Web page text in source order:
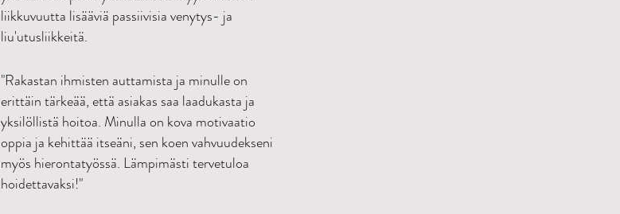
liikkuvuutta lisääviä passiivisia venytys- ja
liu'utusliikkeitä.
"Rakastan ihmisten auttamista ja minulle on
erittäin tärkeää, että asiakas saa laadukasta ja
yksilöllistä hoitoa. Minulla on kova motivaatio
oppia ja kehittää itseäni, sen koen vahvuudekseni
myös hierontatyössä. Lämpimästi tervetuloa
hoidettavaksi!"